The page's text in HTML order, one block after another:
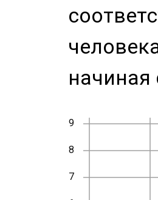
начиная